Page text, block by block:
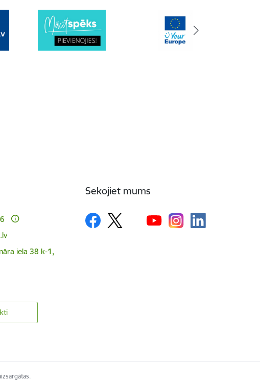
iela 38 k-1,
Sekojiet mums